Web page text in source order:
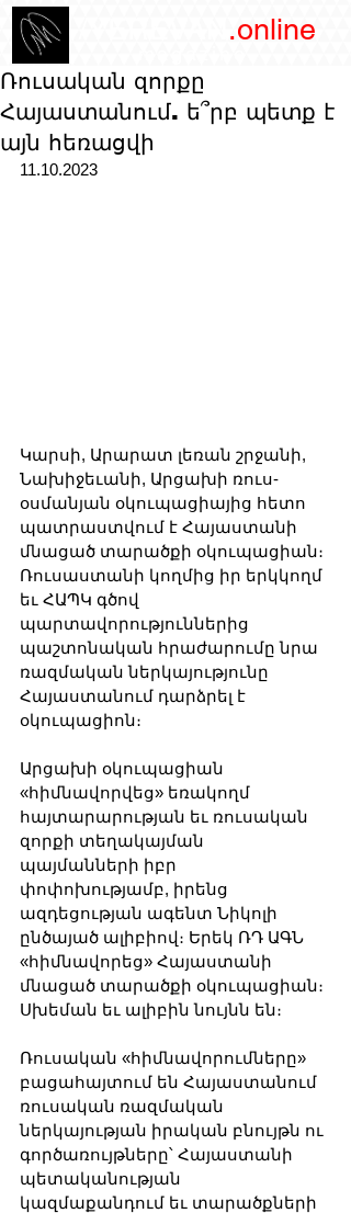
.online
Ռուսական զորքը
Հայաստանում. ե՞րբ պետք է
այն հեռացվի
11.10.2023
Կարսի, Արարատ լեռան շրջանի,
Նախիջեւանի, Արցախի ռուս-
օսմանյան օկուպացիայից հետո
պատրաստվում է Հայաստանի
մնացած տարածքի օկուպացիան։
Ռուսաստանի կողմից իր երկկողմ
եւ ՀԱՊԿ գծով
պարտավորություններից
պաշտոնական հրաժարումը նրա
ռազմական ներկայությունը
Հայաստանում դարձրել է
օկուպացիոն։
Արցախի օկուպացիան
«հիմնավորվեց» եռակողմ
հայտարարության եւ ռուսական
զորքի տեղակայման
պայմանների իբր
փոփոխությամբ, իրենց
ազդեցության ագենտ Նիկոլի
ընծայած ալիբիով։ Երեկ ՌԴ ԱԳՆ
«հիմնավորեց» Հայաստանի
մնացած տարածքի օկուպացիան։
Սխեման եւ ալիբին նույնն են։
Ռուսական «հիմնավորումները»
բացահայտում են Հայաստանում
ռուսական ռազմական
ներկայության իրական բնույթն ու
գործառույթները՝ Հայաստանի
պետականության
կազմաքանդում եւ տարածքների